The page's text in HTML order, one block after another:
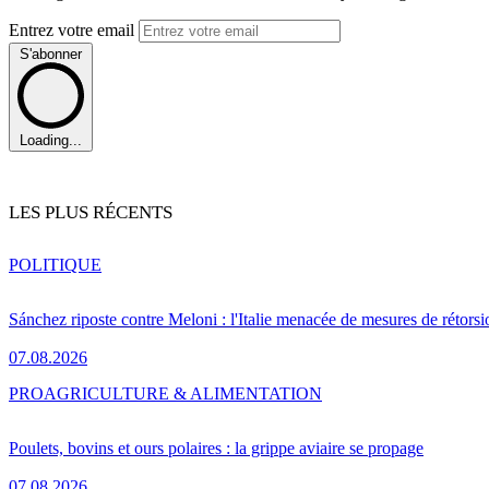
Entrez votre email
S'abonner
Loading...
LES PLUS RÉCENTS
Sánchez riposte contre Meloni : l'Italie menacée de mesures de
07.08.2026
POLITIQUE
Poulets, bovins et ours polaires : la grippe aviaire se propage
PROAGRICULTURE & ALIMENTATION